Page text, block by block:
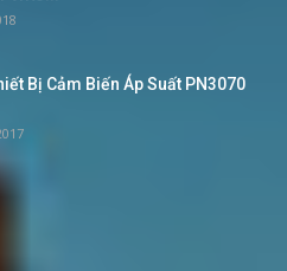
Bị Cảm Biến Áp Suất PN3070